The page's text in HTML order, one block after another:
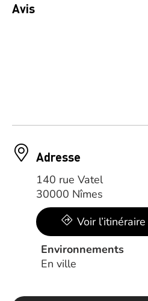
Avis
Adresse
140 rue Vatel
30000 Nîmes
Voir l’itinéraire
Environnements
En ville